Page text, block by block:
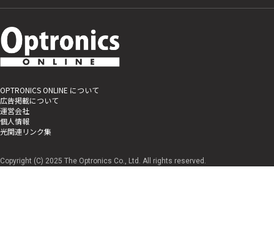
OPTRONICS ONLINE について
広告掲載について
運営会社
個人情報
光関連リンク集
Copyright (C) 2025 The Optronics Co., Ltd. All rights reserved.